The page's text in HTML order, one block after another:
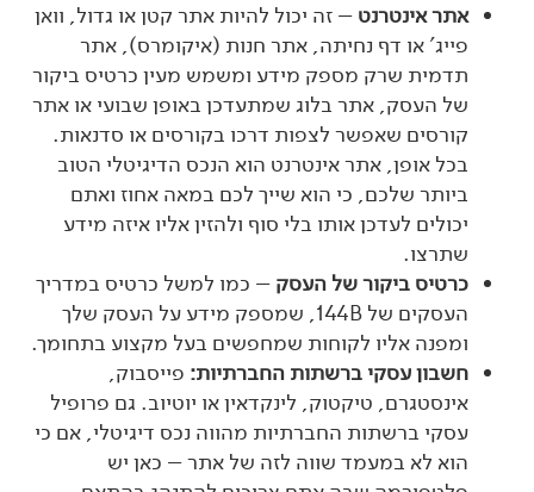
אתר אינטרנט – זה יכול להיות אתר קטן או גדול, וואן
פייג' או דף נחיתה, אתר חנות (איקומרס), אתר
תדמית שרק מספק מידע ומשמש מעין כרטיס ביקור
של העסק, אתר בלוג שמתעדכן באופן שבועי או אתר
קורסים שאפשר לצפות דרכו בקורסים או סדנאות.
בכל אופן, אתר אינטרנט הוא הנכס הדיגיטלי הטוב
ביותר שלכם, כי הוא שייך לכם במאה אחוז ואתם
יכולים לעדכן אותו בלי סוף ולהזין אליו איזה מידע
שתרצו.
כרטיס ביקור של העסק – כמו למשל כרטיס במדריך
העסקים של 144 B
, שמספק מידע על העסק שלך
ומפנה אליו לקוחות שמחפשים בעל מקצוע בתחומך.
חשבון עסקי ברשתות החברתיות: פייסבוק,
אינסטגרם, טיקטוק, לינקדאין או יוטיוב. גם פרופיל
עסקי ברשתות החברתיות מהווה נכס דיגיטלי, אם כי
הוא לא במעמד שווה לזה של אתר – כאן יש